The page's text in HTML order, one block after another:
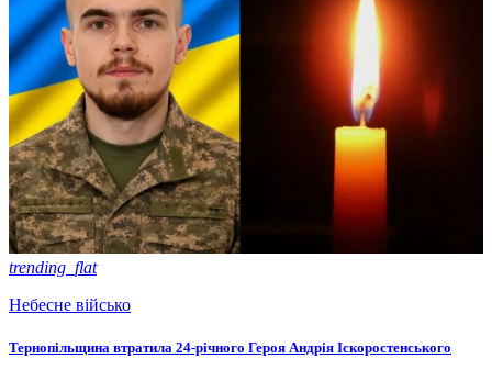
trending_flat
Небесне військо
Тернопільщина втратила 24-річного Героя Андрія Іскоростенського